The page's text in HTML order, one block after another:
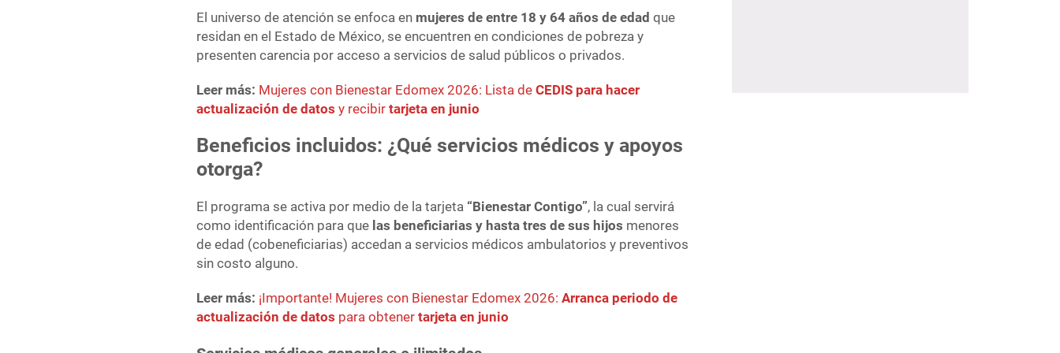
El universo de atención se enfoca en mujeres de entre 18 y 64 años de edad que
residan en el Estado de México, se encuentren en condiciones de pobreza y
presenten carencia por acceso a servicios de salud públicos o privados.
Leer más: Mujeres con Bienestar Edomex 2026: Lista deCEDIS para hacer
actualización de datos y recibirtarjeta en junio
Beneficios incluidos: ¿Qué servicios médicos y apoyos
otorga?
El programa se activa por medio de la tarjeta “Bienestar Contigo”, la cual servirá
como identificación para que las beneficiarias y hasta tres de sus hijos menores
de edad (cobeneficiarias) accedan a servicios médicos ambulatorios y preventivos
sin costo alguno.
Leer más: ¡Importante! Mujeres con Bienestar Edomex 2026:Arranca periodo de
actualización de datos para obtenertarjeta en junio